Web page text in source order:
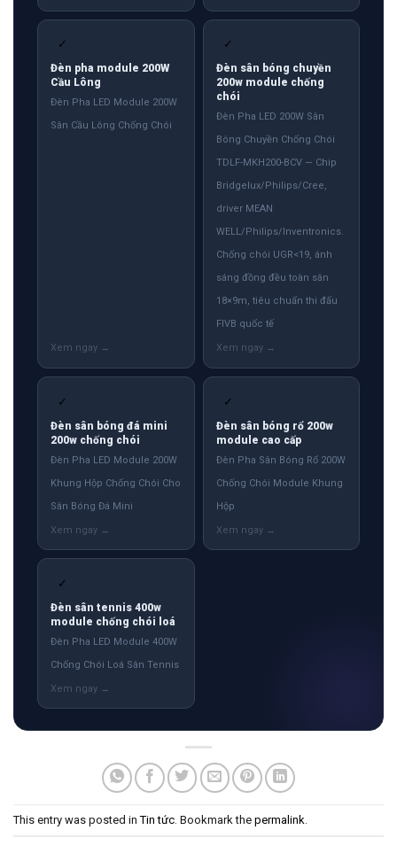
✓
Đèn pha module 200W
Cầu Lông
Đèn Pha LED Module 200W
Sân Cầu Lông Chống Chói
✓
Đèn sân bóng chuyền
200w module chống
chói
Đèn Pha LED 200W Sân
Bóng Chuyền Chống Chói
TDLF-MKH200-BCV — Chip
Bridgelux/Philips/Cree,
driver MEAN
WELL/Philips/Inventronics.
Chống chói UGR<19, ánh
sáng đồng đều toàn sân
18×9m, tiêu chuẩn thi đấu
FIVB quốc tế
✓
Đèn sân bóng đá mini
200w chống chói
Đèn Pha LED Module 200W
Khung Hộp Chống Chói Cho
Sân Bóng Đá Mini
✓
Đèn sân bóng rổ 200w
module cao cấp
Đèn Pha Sân Bóng Rổ 200W
Chống Chói Module Khung
Hộp
✓
Đèn sân tennis 400w
module chống chói loá
Đèn Pha LED Module 400W
Chống Chói Loá Sân Tennis
This entry was posted inTin tức . Bookmark the permalink